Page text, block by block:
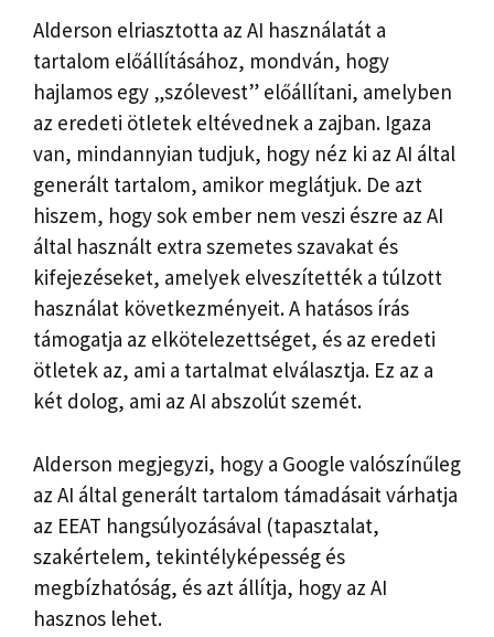
Alderson elriasztotta az AI használatát a
tartalom előállításához, mondván, hogy
hajlamos egy „szólevest” előállítani, amelyben
az eredeti ötletek eltévednek a zajban. Igaza
van, mindannyian tudjuk, hogy néz ki az AI által
generált tartalom, amikor meglátjuk. De azt
hiszem, hogy sok ember nem veszi észre az AI
által használt extra szemetes szavakat és
kifejezéseket, amelyek elveszítették a túlzott
használat következményeit. A hatásos írás
támogatja az elkötelezettséget, és az eredeti
ötletek az, ami a tartalmat elválasztja. Ez az a
két dolog, ami az AI abszolút szemét.
Alderson megjegyzi, hogy a Google valószínűleg
az AI által generált tartalom támadásait várhatja
az EEAT hangsúlyozásával (tapasztalat,
szakértelem, tekintélyképesség és
megbízhatóság, és azt állítja, hogy az AI
hasznos lehet.